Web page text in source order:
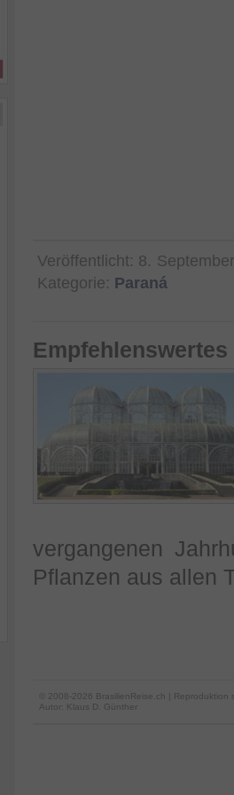
Veröffentlicht: 8.
Kategorie: Paraná
vergangenen
Pflanzen aus allen
© 2008-2026 BrasilienReise.ch | Reproduktion
Autor: Klaus D. Günther